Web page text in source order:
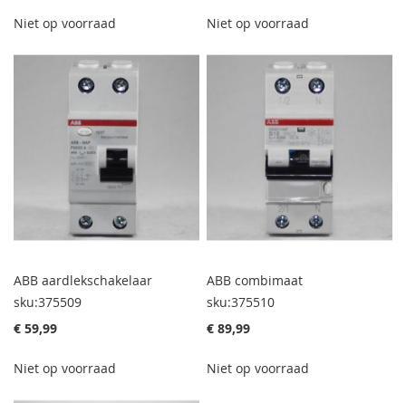
Niet op voorraad Niet op voorraad
ABB aardlekschakelaar
sku:375509
€ 59,99
Niet op voorraad
ABB combimaat
sku:375510
€ 89,99
Niet op voorraad